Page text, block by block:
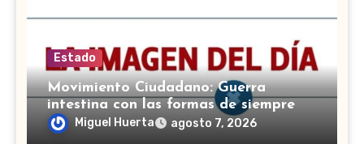
Estado
Movimiento Ciudadano: Guerra
intestina con las formas de siempre
Miguel Huerta agosto 7, 2026